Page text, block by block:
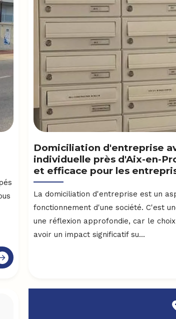
Domiciliation d'entreprise
individuelle près d'Aix-en-
et efficace pour les
La domiciliation d'entreprise est un
fonctionnement d'une société. C'est
une réflexion approfondie, car le
avoir un impact significatif su...